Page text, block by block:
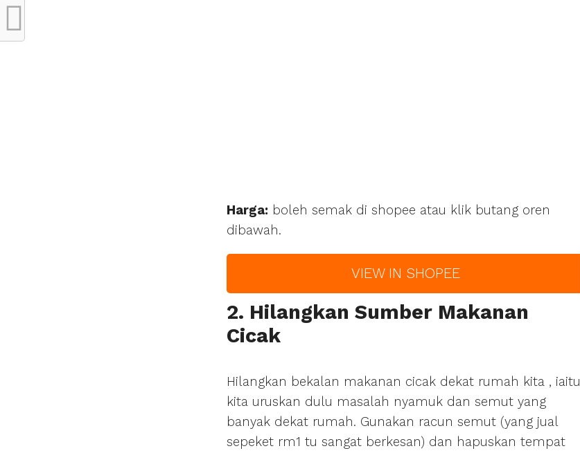
Harga: boleh semak di shopee atau klik butang oren
dibawah.
VIEW IN SHOPEE
2. Hilangkan Sumber Makanan
Cicak
Hilangkan bekalan makanan cicak dekat rumah kita , iaitu
kita uruskan dulu masalah nyamuk dan semut yang
banyak dekat rumah. Gunakan racun semut (yang jual
sepeket rm1 tu sangat berkesan) dan hapuskan tempat